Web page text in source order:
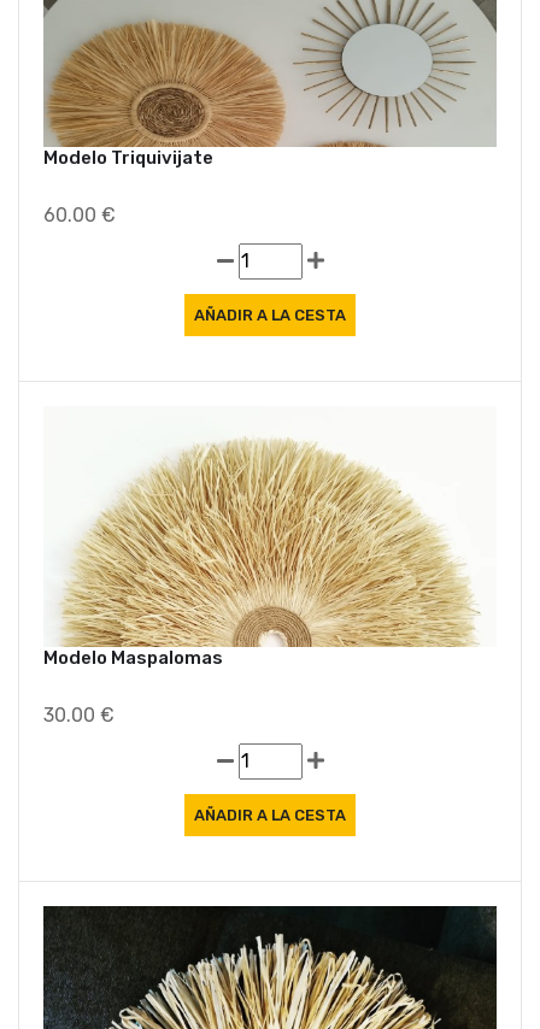
Modelo Triquivijate
60.00 €
Modelo Maspalomas
30.00 €